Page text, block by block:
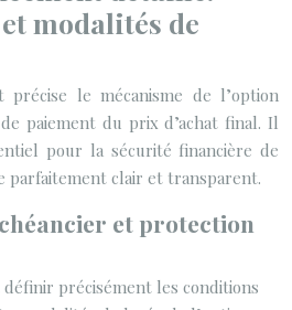
modalités de
le mécanisme de l’option
paiement du prix d’achat final. Il
pour la sécurité financière de
parfaitement clair et transparent.
et protection
définir précisément les conditions